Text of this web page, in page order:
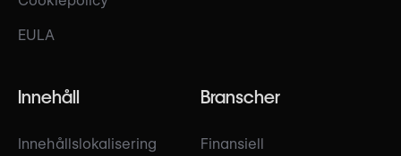
EULA
Innehåll
Innehållslokalisering
Branscher
Finansiell